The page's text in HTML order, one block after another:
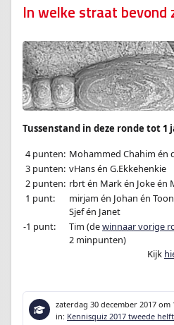
In welke straat bevond
Tussenstand in deze ronde tot 1
4 punten: Mohammed Chahim én
3 punten: vHans én G.Ekkehenkie
2 punten: rbrt én Mark én Joke én
1 punt:
mirjam én Johan én
Sjef én Janet
-1 punt:
Tim (dewinnaar vorige
2 minpunten)
Kijk
zaterdag 30 december 2017 om
in: Kennisquiz 2017 tweede helft